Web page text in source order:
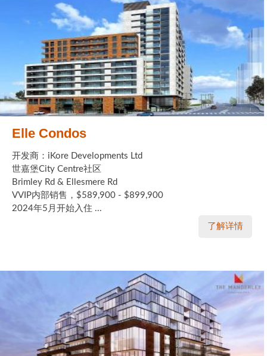
Elle Condos
开发商：iKore Developments Ltd
世嘉堡City Centre社区
Brimley Rd & Ellesmere Rd
VVIP内部销售，$589,900 - $899,900
2024年5月开始入住 ...
了解详情